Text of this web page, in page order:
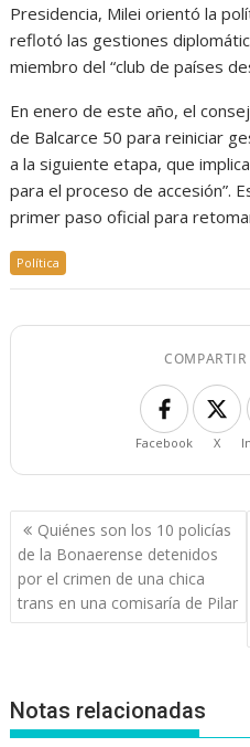
Presidencia, Milei orientó la
reflotó las gestiones
miembro del “club de países
En enero de este año, el
de Balcarce 50 para reiniciar
a la siguiente etapa, que
para el proceso de accesión”.
primer paso oficial para
Política
Facebook X
Navegación
de
entradas
Quiénes son los 10 policías
de la Bonaerense detenidos
por el crimen de una chica
trans en una comisaría de Pilar
Notas relacionadas